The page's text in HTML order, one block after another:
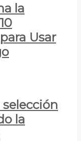
la
Usar
selección
la